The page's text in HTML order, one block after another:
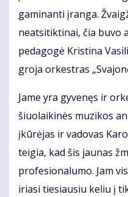
gaminanti įranga.
neatsitiktinai, čia buvo
pedagogė Kristina
groja orkestras
Jame yra gyvenęs ir
šiuolaikinės muzikos
įkūrėjas ir vadovas
teigia, kad šis jaunas
profesionalumo. Jam
iriasi tiesiausiu keliu į